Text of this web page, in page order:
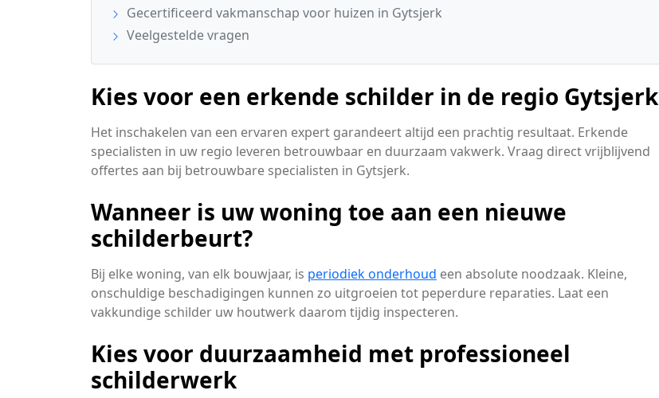
Gecertificeerd vakmanschap voor huizen in Gytsjerk
Veelgestelde vragen
Kies voor een erkende schilder in de regio Gytsjerk
Het inschakelen van een ervaren expert garandeert altijd een prachtig resultaat. Erkende
specialisten in uw regio leveren betrouwbaar en duurzaam vakwerk. Vraag direct vrijblijvend
offertes aan bij betrouwbare specialisten in Gytsjerk.
Wanneer is uw woning toe aan een nieuwe
schilderbeurt?
Bij elke woning, van elk bouwjaar, is periodiek onderhoud een absolute noodzaak. Kleine,
onschuldige beschadigingen kunnen zo uitgroeien tot peperdure reparaties. Laat een
vakkundige schilder uw houtwerk daarom tijdig inspecteren.
Kies voor duurzaamheid met professioneel
schilderwerk